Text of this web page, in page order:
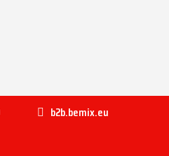
b2b.bemix.eu